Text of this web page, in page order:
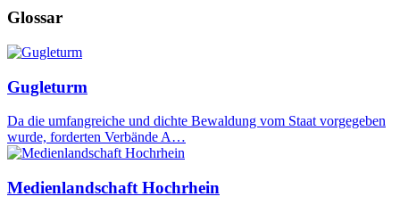
Glossar
Gugleturm
Da die umfangreiche und dichte Bewaldung vom Staat vorgegeben
wurde, forderten Verbände A…
Medienlandschaft Hochrhein